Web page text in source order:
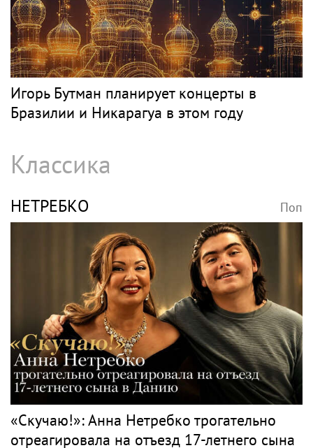
Игорь Бутман планирует концерты в
Бразилии и Никарагуа в этом году
Классика
НЕТРЕБКО Поп
«Скучаю!»: Анна Нетребко трогательно
отреагировала на отъезд 17-летнего сына